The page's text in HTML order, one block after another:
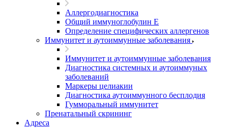
Аллергодиагностика
Общий иммуноглобулин Е
Определение специфических аллергенов
Иммунитет и аутоиммунные заболевания
Иммунитет и аутоиммунные заболевания
Диагностика системных и аутоиммуных
заболеваний
Маркеры целиакии
Диагностика аутоиммунного бесплодия
Гумморальный иммунитет
Пренатальный скрининг
Адреса